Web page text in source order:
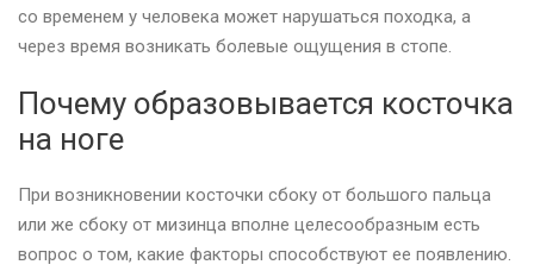
со временем у человека может нарушаться походка, а
через время возникать болевые ощущения в стопе.
Почему образовывается косточка
на ноге
При возникновении косточки сбоку от большого пальца
или же сбоку от мизинца вполне целесообразным есть
вопрос о том, какие факторы способствуют ее появлению.